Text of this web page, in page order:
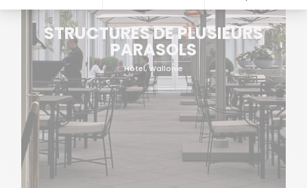
STRUCTURES DE PLUSIEURS
PARASOLS
Hôtel, Wallonie